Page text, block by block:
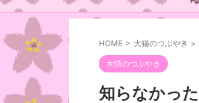
HOME > 大猫のつぶやき >
大猫のつぶやき
知らなかっ